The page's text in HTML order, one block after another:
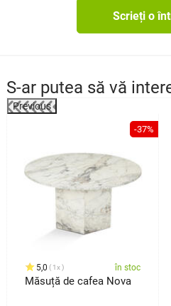
Scrieți o
S-ar putea să vă
Previous
-37%
5,0 1x în stoc
Măsuță de cafea Nova